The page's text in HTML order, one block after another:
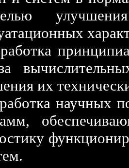
улучшения
их
научных